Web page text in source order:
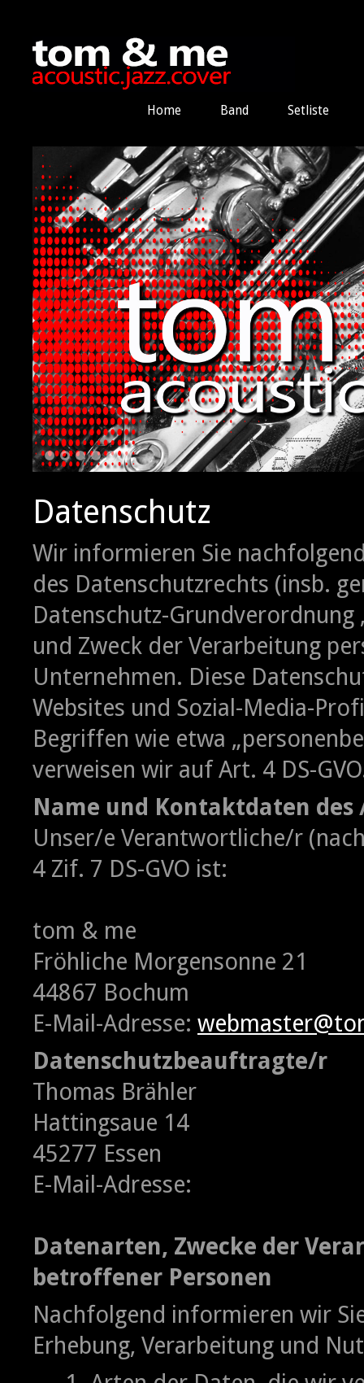
Home Band Setliste
1 2 3 4 5 6
Datenschutz
Wir informieren Sie
des Datenschutzrechts (insb.
Datenschutz-Grundverordnung
und Zweck der Verarbeitung
Unternehmen. Diese
Websites und Sozial-Media-
Begriffen wie etwa
verweisen wir auf Art. 4 DS-
Name und Kontaktdaten
Unser/e Verantwortliche/r
4 Zif. 7 DS-GVO ist:
tom & me
Fröhliche Morgensonne 21
44867 Bochum
E-Mail-Adresse:
Datenschutzbeauftragte/r
Thomas Brähler
Hattingsaue 14
45277 Essen
E-Mail-Adresse:
Datenarten, Zwecke der
betroffener Personen
Nachfolgend informieren wir
Erhebung, Verarbeitung und